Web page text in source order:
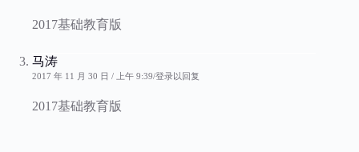
2017基础教育版
马涛
2017 年 11 月 30 日 / 上午 9:39 登录以回复
2017基础教育版